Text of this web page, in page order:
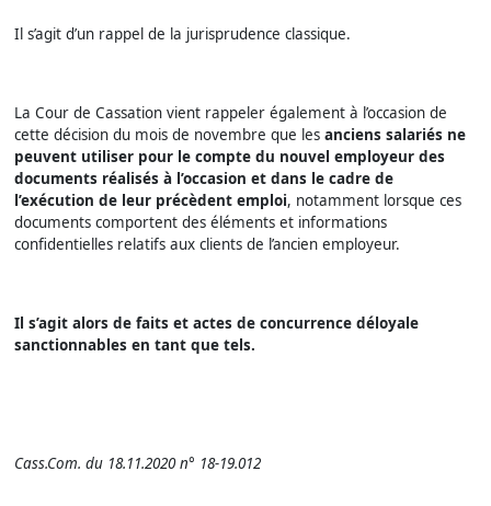
Il s’agit d’un rappel de la jurisprudence classique.
La Cour de Cassation vient rappeler également à l’occasion de
cette décision du mois de novembre que lesanciens salariés ne
peuvent utiliser pour le compte du nouvel employeur des
documents réalisés à l’occasion et dans le cadre de
l’exécution de leur précèdent emploi, notamment lorsque ces
documents comportent des éléments et informations
confidentielles relatifs aux clients de l’ancien employeur.
Il s’agit alors de faits et actes de concurrence déloyale
sanctionnables en tant que tels.
Cass.Com. du 18.11.2020 n° 18-19.012